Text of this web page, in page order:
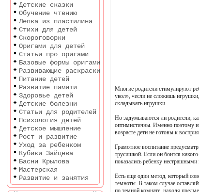
Детские сказки
Обучение чтению
Лепка из пластилина
Стихи для детей
Скороговорки
Оригами для детей
Статьи про оригами
Базовые формы оригами
Развивающие раскраски
Питание детей
Развитие памяти
Здоровье детей
Детские болезни
Статьи для родителей
Психология детей
Детское мышление
Рост и развитие
Уход за ребенком
Кубики Зайцева
Басни Крылова
Мастерская
Развитие и занятия
Многие родители стимулируют
укол», «если не сложишь
складывать игрушки.
Но задумываются ли родители,
оптимистичны. Именно поэтому
возрасте дети не готовы к
Грамотное воспитание
трусишкой. Если он боится
показались ребенку
Есть еще один метод, который
темноты. В таком случае
по темной комнате, находя